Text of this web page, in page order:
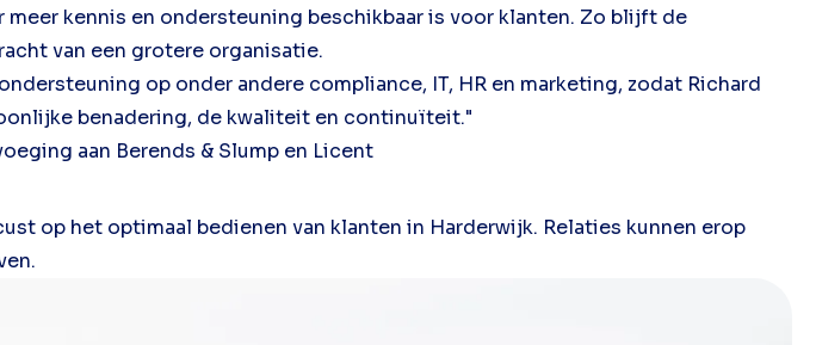
kennis en ondersteuning beschikbaar is voor klanten. Zo blijft de
van een grotere organisatie.
op onder andere compliance, IT, HR en marketing, zodat Richard
benadering, de kwaliteit en continuïteit."
aan Berends & Slump en Licent
op het optimaal bedienen van klanten in Harderwijk. Relaties kunnen erop